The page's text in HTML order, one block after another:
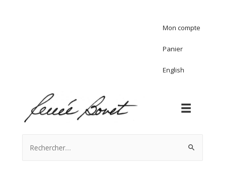
Mon compte
Panier
English